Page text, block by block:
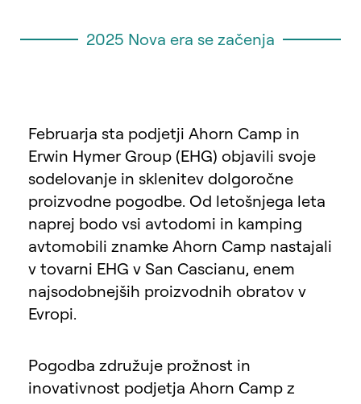
2025 Nova era se začenja
Februarja sta podjetji Ahorn Camp in
Erwin Hymer Group (EHG) objavili svoje
sodelovanje in sklenitev dolgoročne
proizvodne pogodbe. Od letošnjega leta
naprej bodo vsi avtodomi in kamping
avtomobili znamke Ahorn Camp nastajali
v tovarni EHG v San Cascianu, enem
najsodobnejših proizvodnih obratov v
Evropi.
Pogodba združuje prožnost in
inovativnost podjetja Ahorn Camp z